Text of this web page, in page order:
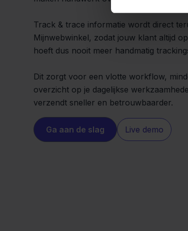
Track & trace informatie wordt direct
Mijnwebwinkel, zodat jouw klant altijd
hoeft dus nooit meer handmatig
Dit zorgt voor een vlotte workflow,
overzicht op je dagelijkse
verzendt sneller en betrouwbaarder.
Ga aan de slag Live demo